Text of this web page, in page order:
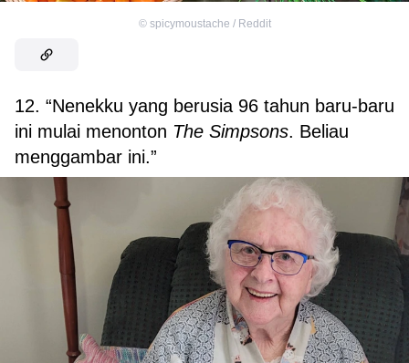
© spicymoustache / Reddit
12. “Nenekku yang berusia 96 tahun baru-baru
ini mulai menonton The Simpsons. Beliau
menggambar ini.”